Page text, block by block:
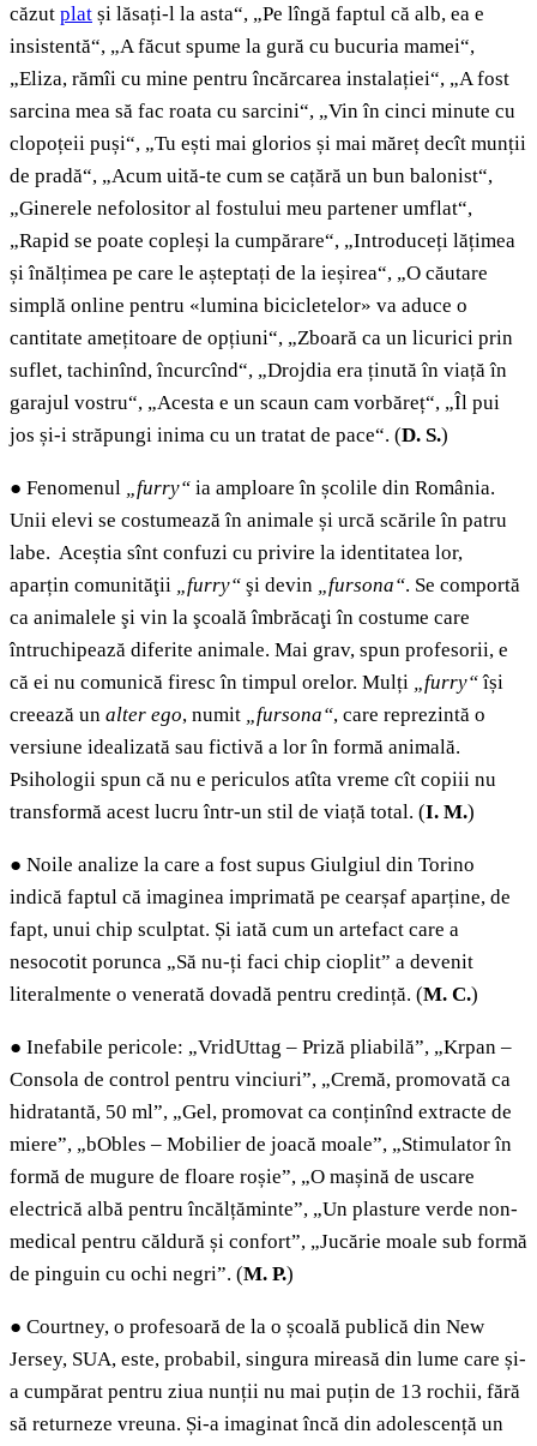
căzut plat și lăsați-l la asta“, „Pe lîngă faptul că alb, ea e
insistentă“, „A făcut spume la gură cu bucuria mamei“,
„Eliza, rămîi cu mine pentru încărcarea instalației“, „A fost
sarcina mea să fac roata cu sarcini“, „Vin în cinci minute cu
clopoțeii puși“, „Tu ești mai glorios și mai măreț decît munții
de pradă“, „Acum uită-te cum se cațără un bun balonist“,
„Ginerele nefolositor al fostului meu partener umflat“,
„Rapid se poate copleși la cumpărare“, „Introduceți lățimea
și înălțimea pe care le așteptați de la ieșirea“, „O căutare
simplă online pentru «lumina bicicletelor» va aduce o
cantitate amețitoare de opțiuni“, „Zboară ca un licurici prin
suflet, tachinînd, încurcînd“, „Drojdia era ținută în viață în
garajul vostru“, „Acesta e un scaun cam vorbăreț“, „Îl pui
jos și-i străpungi inima cu un tratat de pace“. (D. S.)
● Fenomenul „furry“ ia amploare în școlile din România.
Unii elevi se costumează în animale și urcă scările în patru
labe. Aceștia sînt confuzi cu privire la identitatea lor,
aparțin comunităţii „furry“ şi devin „fursona“. Se comportă
ca animalele şi vin la şcoală îmbrăcaţi în costume care
întruchipează diferite animale. Mai grav, spun profesorii, e
că ei nu comunică firesc în timpul orelor. Mulți „furry“își
creează un alter ego, numit „fursona“, care reprezintă o
versiune idealizată sau fictivă a lor în formă animală.
Psihologii spun că nu e periculos atîta vreme cît copiii nu
transformă acest lucru într-un stil de viață total. (I. M.)
● Noile analize la care a fost supus Giulgiul din Torino
indică faptul că imaginea imprimată pe cearșaf aparține, de
fapt, unui chip sculptat. Și iată cum un artefact care a
nesocotit porunca „Să nu-ți faci chip cioplit” a devenit
literalmente o venerată dovadă pentru credință. (M. C.)
● Inefabile pericole: „VridUttag – Priză pliabilă”, „Krpan –
Consola de control pentru vinciuri”, „Cremă, promovată ca
hidratantă, 50 ml”, „Gel, promovat ca conținînd extracte de
miere”, „bObles – Mobilier de joacă moale”, „Stimulator în
formă de mugure de floare roșie”, „O mașină de uscare
electrică albă pentru încălțăminte”, „Un plasture verde non-
medical pentru căldură și confort”, „Jucărie moale sub formă
de pinguin cu ochi negri”. (M. P.)
● Courtney, o profesoară de la o școală publică din New
Jersey, SUA, este, probabil, singura mireasă din lume care și-
a cumpărat pentru ziua nunții nu mai puțin de 13 rochii, fără
să returneze vreuna. Și-a imaginat încă din adolescență un